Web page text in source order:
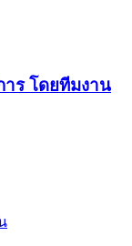
าร โดยทีมงาน